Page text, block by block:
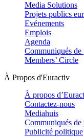
Media Solutions
Projets publics
Evénements
Emplois
Agenda
Communiqués de
Members’ Circle
À Propos d'Euractiv
À propos
Contactez-nous
Mediahuis
Communiqués de
Publicité politique